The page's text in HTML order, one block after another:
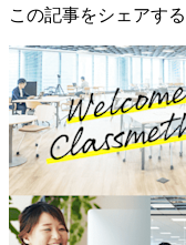
この記事をシェアする